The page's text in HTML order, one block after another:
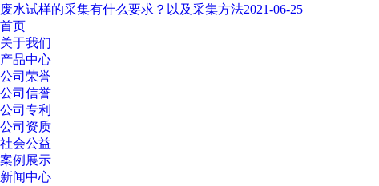
废水试样的采集有什么要求？以及采集方法2021-06-25
首页
关于我们
产品中心
公司荣誉
公司信誉
公司专利
公司资质
社会公益
案例展示
新闻中心